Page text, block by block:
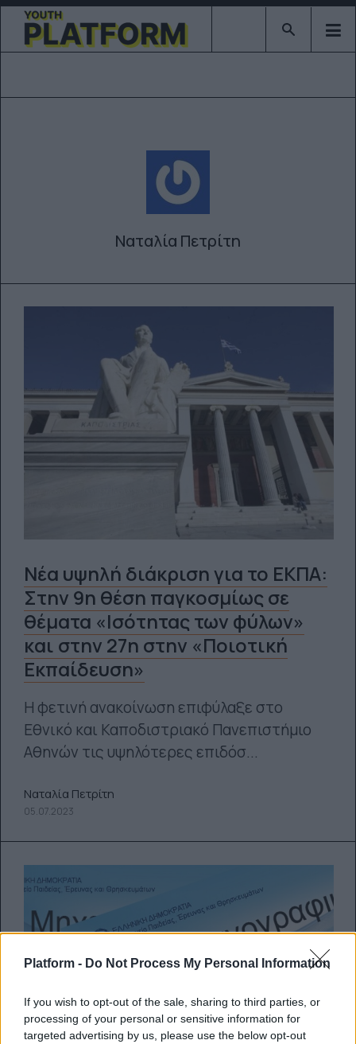
Platform - Do Not Process My Personal Information
If you wish to opt-out of the sale, sharing to third parties, or
processing of your personal or sensitive information for
targeted advertising by us, please use the below opt-out
Type 2 or
Ναταλία Πετρίτη
Νέα υψηλή διάκριση για το ΕΚΠΑ:
Στην 9η θέση παγκοσμίως σε
θέματα «Ισότητας των φύλων»
και στην 27η στην «Ποιοτική
Εκπαίδευση»
Η φετινή ανακοίνωση επιφύλαξε στο
Εθνικό και Καποδιστριακό Πανεπιστήμιο
Αθηνών τις υψηλότερες επιδόσ...
Ναταλία Πετρίτη
05.07.2023